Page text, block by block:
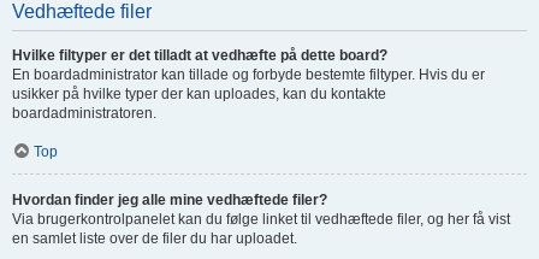
Vedhæftede filer
Hvilke filtyper er det tilladt at vedhæfte på dette board?
En boardadministrator kan tillade og forbyde bestemte filtyper. Hvis du er
usikker på hvilke typer der kan uploades, kan du kontakte
boardadministratoren.
Top
Hvordan finder jeg alle mine vedhæftede filer?
Via brugerkontrolpanelet kan du følge linket til vedhæftede filer, og her få vist
en samlet liste over de filer du har uploadet.